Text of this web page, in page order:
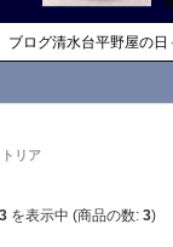
ブログ清水台平野屋の日
リア
3 を表示中 (商品の数: 3)